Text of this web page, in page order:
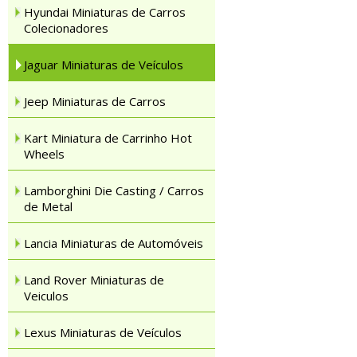
Hyundai Miniaturas de Carros
Colecionadores
Jaguar Miniaturas de Veículos
Jeep Miniaturas de Carros
Kart Miniatura de Carrinho Hot
Wheels
Lamborghini Die Casting / Carros
de Metal
Lancia Miniaturas de Automóveis
Land Rover Miniaturas de
Veiculos
Lexus Miniaturas de Veículos